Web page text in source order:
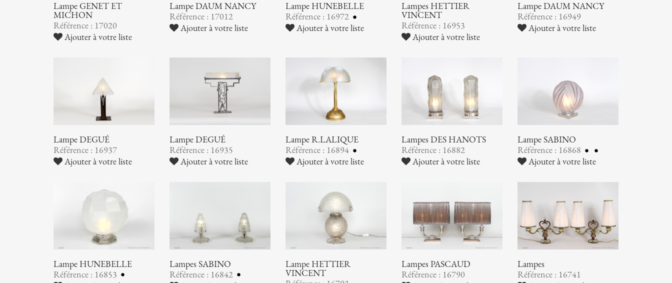
Lampe GENET ET
MICHON
Référence : 17020
Ajouter à votre liste
Lampe DAUM NANCY
Référence : 17012
Ajouter à votre liste
Lampe HUNEBELLE
Référence : 16972
Ajouter à votre liste
Lampes HETTIER
VINCENT
Référence : 16953
Ajouter à votre liste
Lampe DAUM NANCY
Référence : 16949
Ajouter à votre liste
Lampe DEGUÉ
Référence : 16937
Ajouter à votre liste
Lampe DEGUÉ
Référence : 16935
Ajouter à votre liste
Lampe R.LALIQUE
Référence : 16894
Ajouter à votre liste
Lampes DES HANOTS
Référence : 16882
Ajouter à votre liste
Lampe SABINO
Référence : 16868
Ajouter à votre liste
Lampe HUNEBELLE
Référence : 16853
Lampes SABINO
Référence : 16842
Lampe HETTIER
VINCENT
Lampes PASCAUD
Référence : 16790
Lampes
Référence : 16741